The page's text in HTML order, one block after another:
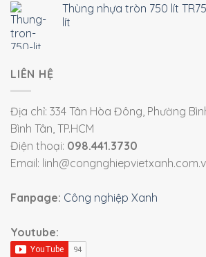
Thùng nhựa tròn 750 lít
lít
LIÊN HỆ
Địa chỉ: 334 Tân Hòa Đông, Phường
Bình Tân, TP.HCM
Điện thoại: 098.441.3730
Email:
Fanpage: Công nghiệp Xanh
Youtube: